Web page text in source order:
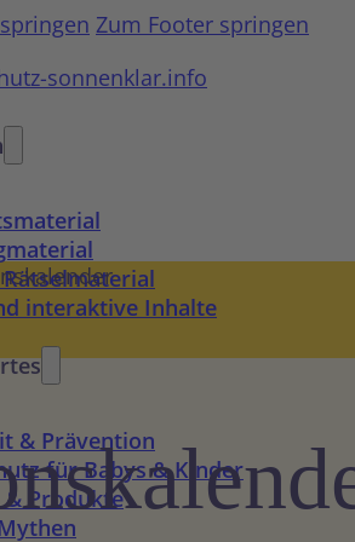
Zum Footer springen
interaktive Inhalte
& Prävention
für Babys & Kinder
& Produkte